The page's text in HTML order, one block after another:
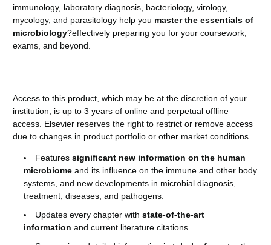
immunology, laboratory diagnosis, bacteriology, virology,
mycology, and parasitology help you master the essentials of
microbiology?effectively preparing you for your coursework,
exams, and beyond.
Access to this product, which may be at the discretion of your
institution, is up to 3 years of online and perpetual offline
access. Elsevier reserves the right to restrict or remove access
due to changes in product portfolio or other market conditions.
Features significant new information on the human
microbiome and its influence on the immune and other body
systems, and new developments in microbial diagnosis,
treatment, diseases, and pathogens.
Updates every chapter with state-of-the-art
information and current literature citations.